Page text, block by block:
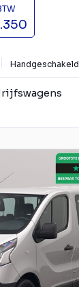
Handgeschakeld